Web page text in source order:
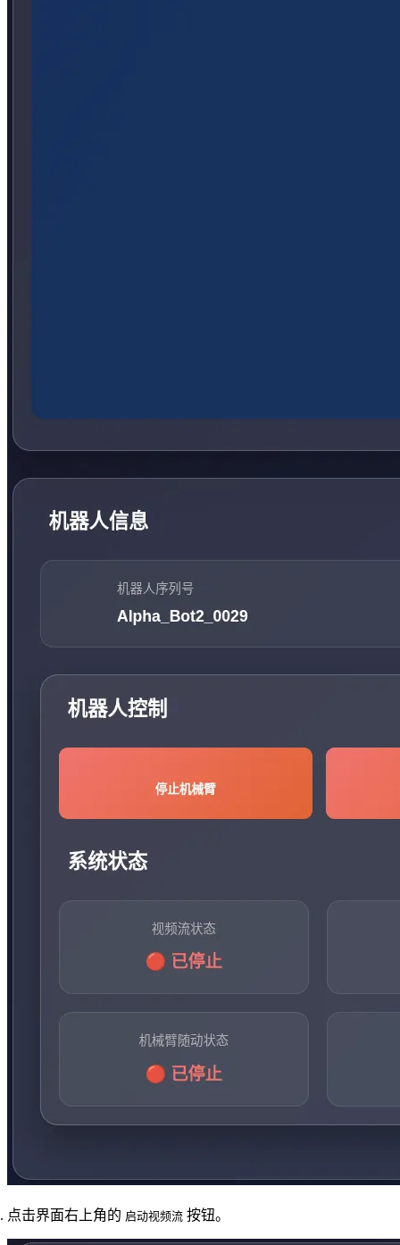
点击界面右上角的 启动视频流 按钮。